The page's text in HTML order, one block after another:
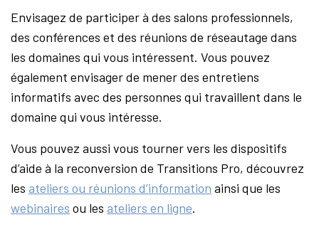
Envisagez de participer à des salons professionnels,
des conférences et des réunions de réseautage dans
les domaines qui vous intéressent. Vous pouvez
également envisager de mener des entretiens
informatifs avec des personnes qui travaillent dans le
domaine qui vous intéresse.
Vous pouvez aussi vous tourner vers les dispositifs
d’aide à la reconversion de Transitions Pro, découvrez
les ateliers ou réunions d’information ainsi que les
webinaires ou les ateliers en ligne.